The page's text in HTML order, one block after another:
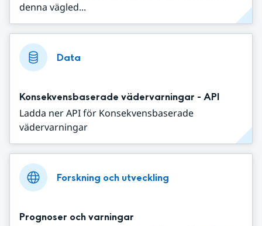
denna vägled...
Data
Konsekvensbaserade vädervarningar - API
Ladda ner API för Konsekvensbaserade
vädervarningar
Forskning och utveckling
Prognoser och varningar